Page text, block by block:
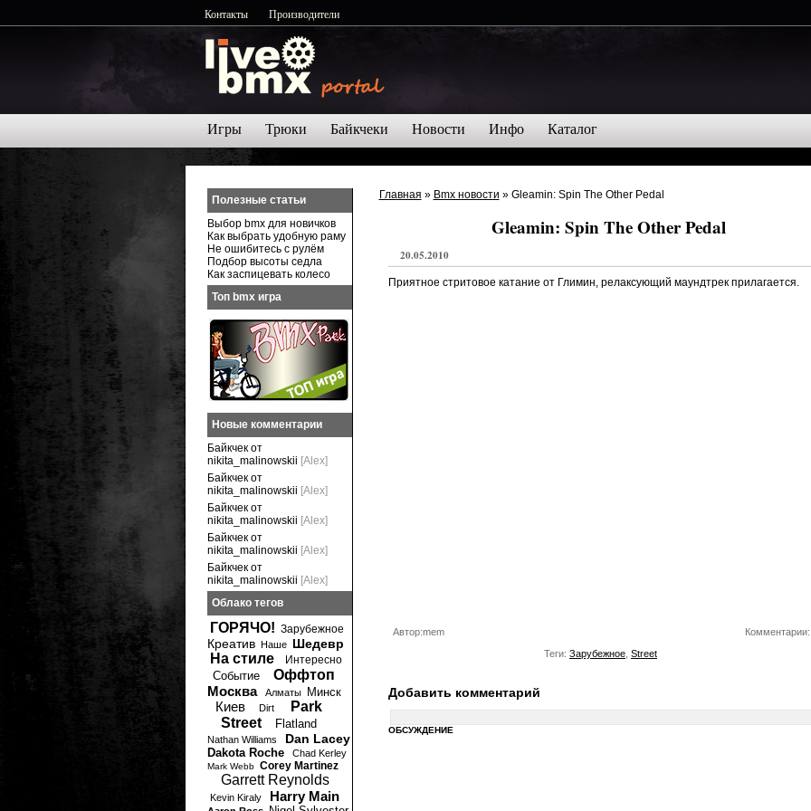
Контакты Производители
Игры Трюки Байкчеки Новости Инфо Каталог
Главная » Bmx новости » Gleamin: Spin The Other Pedal
Gleamin: Spin The Other Pedal
20.05.2010
Приятное стритовое катание от Глимин, релаксующий маундтрек прилагается.
Автор:mem
Комментарии:
Теги: Зарубежное Street
Добавить комментарий
ОБСУЖДЕНИЕ
Полезные статьи
Выбор bmx для новичков
Как выбрать удобную раму
Не ошибитесь с рулём
Подбор высоты седла
Как заспицевать колесо
Топ bmx игра
Новые комментарии
Байкчек от
nikita_malinowskii [Alex]
Байкчек от
nikita_malinowskii [Alex]
Байкчек от
nikita_malinowskii [Alex]
Байкчек от
nikita_malinowskii [Alex]
Байкчек от
nikita_malinowskii [Alex]
Облако тегов
ГОРЯЧО! Зарубежное
Креатив Наше Шедевр
На стиле Интересно
Событие
Оффтоп
Москва
Алматы Минск
Киев Dirt
Park
Street
Flatland
Nathan Williams Dan Lacey
Dakota Roche Chad Kerley
Mark Webb Corey Martinez
Garrett Reynolds
Kevin Kiraly Harry Main